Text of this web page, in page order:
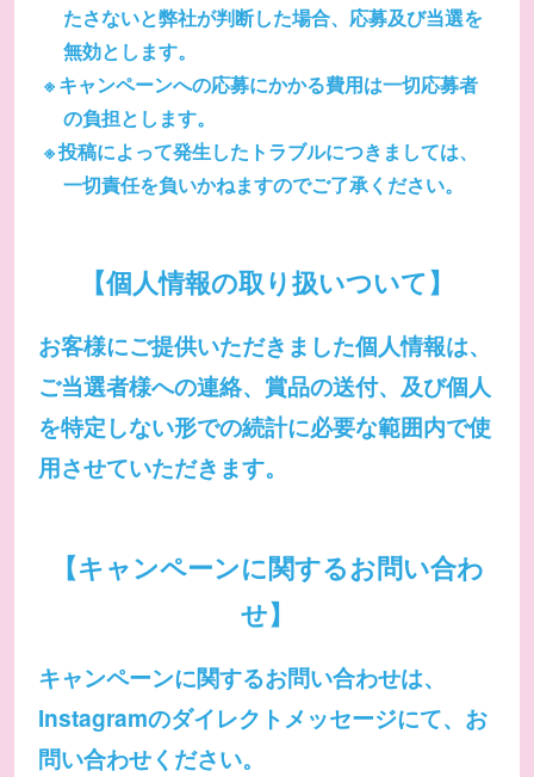
たさないと弊社が判断した場合、応募及び当選を
無効とします。
キャンペーンへの応募にかかる費用は一切応募者
の負担とします。
投稿によって発生したトラブルにつきましては、
一切責任を負いかねますのでご了承ください。
【個人情報の取り扱いついて】
お客様にご提供いただきました個人情報は、
ご当選者様への連絡、賞品の送付、及び個人
を特定しない形での続計に必要な範囲内で使
用させていただきます。
【キャンペーンに関するお問い合わ
せ】
キャンペーンに関するお問い合わせは、
Instagramのダイレクトメッセージにて、お
問い合わせください。